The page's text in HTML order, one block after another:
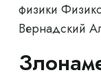
физики
Вернадский